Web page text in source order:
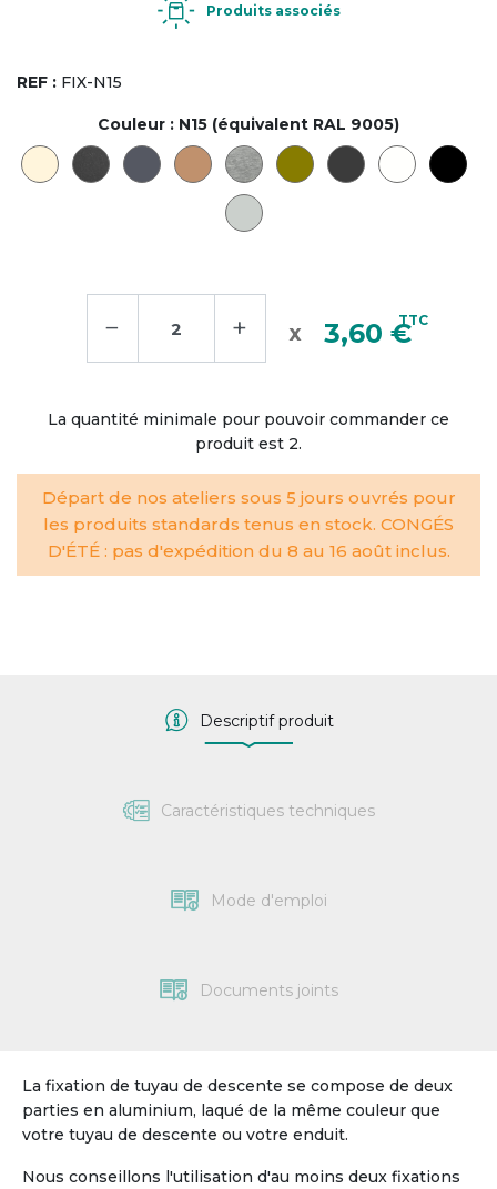
Produits associés
REF : FIX-N15
Couleur : N15 (équivalent RAL 9005)
− + 3,60 €TTC
La quantité minimale pour pouvoir commander ce
produit est 2.
Départ de nos ateliers sous 5 jours ouvrés pour
les produits standards tenus en stock. CONGÉS
D'ÉTÉ : pas d'expédition du 8 au 16 août inclus.
Descriptif produit
Caractéristiques techniques
Mode d'emploi
Documents joints
La fixation de tuyau de descente se compose de deux
parties en aluminium, laqué de la même couleur que
votre tuyau de descente ou votre enduit.
Nous conseillons l'utilisation d'au moins deux fixations